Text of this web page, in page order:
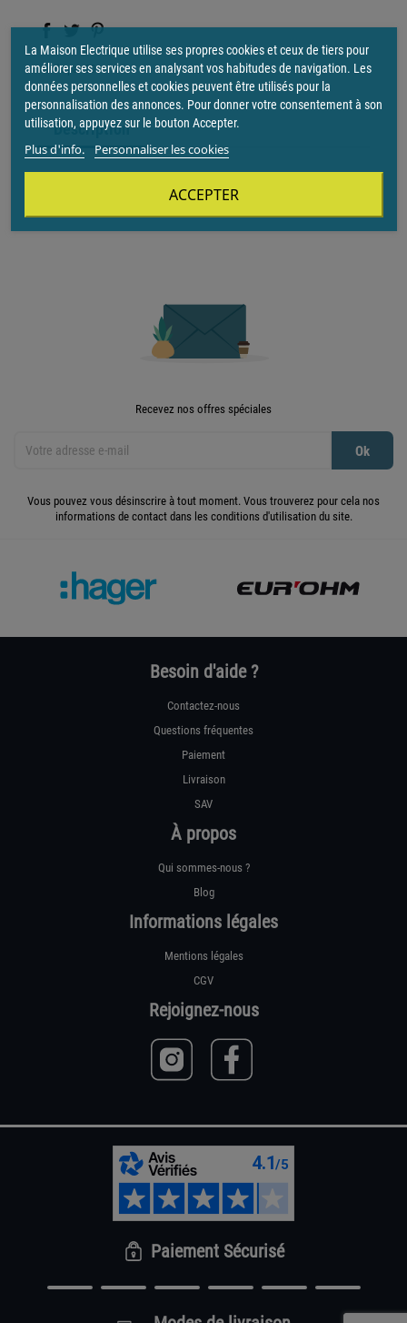
vendu par20
Description
Recevez nos offres spéciales
Vous pouvez vous désinscrire à tout moment. Vous trouverez pour cela nos
informations de contact dans les conditions d'utilisation du site.
Besoin d'aide ?
Contactez-nous
Questions fréquentes
Paiement
Livraison
SAV
À propos
Qui sommes-nous ?
Blog
Informations légales
Mentions légales
CGV
Rejoignez-nous
Paiement Sécurisé
La Maison Electrique utilise ses propres cookies et ceux de tiers pour
améliorer ses services en analysant vos habitudes de navigation. Les
données personnelles et cookies peuvent être utilisés pour la
personnalisation des annonces. Pour donner votre consentement à son
utilisation, appuyez sur le bouton Accepter.
Plus d'info. Personnaliser les cookies
ACCEPTER